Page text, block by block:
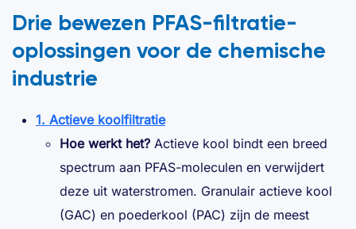
Drie bewezen PFAS-filtratie-
oplossingen voor de chemische
industrie
1. Actieve koolfiltratie
Hoe werkt het? Actieve kool bindt een breed
spectrum aan PFAS-moleculen en verwijdert
deze uit waterstromen. Granulair actieve kool
(GAC) en poederkool (PAC) zijn de meest